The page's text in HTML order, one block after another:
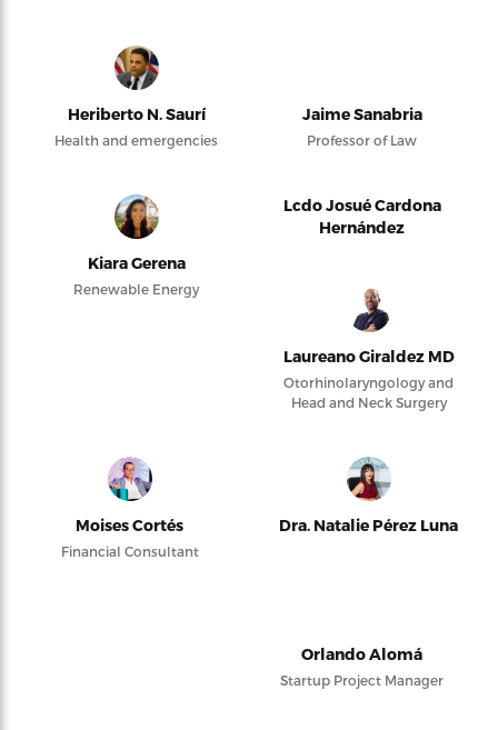
Heriberto N. Saurí
Health and emergencies
Jaime Sanabria
Professor of Law
Kiara Gerena
Renewable Energy
Lcdo Josué Cardona
Hernández
Laureano Giraldez MD
Otorhinolaryngology and
Head and Neck Surgery
Moises Cortés
Financial Consultant
Dra. Natalie Pérez Luna
Orlando Alomá
Startup Project Manager